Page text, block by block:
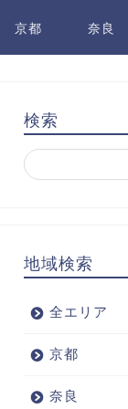
京都 奈良
検索
地域検索
全エリア
京都
奈良